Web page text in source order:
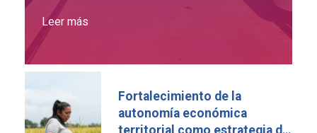
Leer más
Fortalecimiento de la
autonomía económica